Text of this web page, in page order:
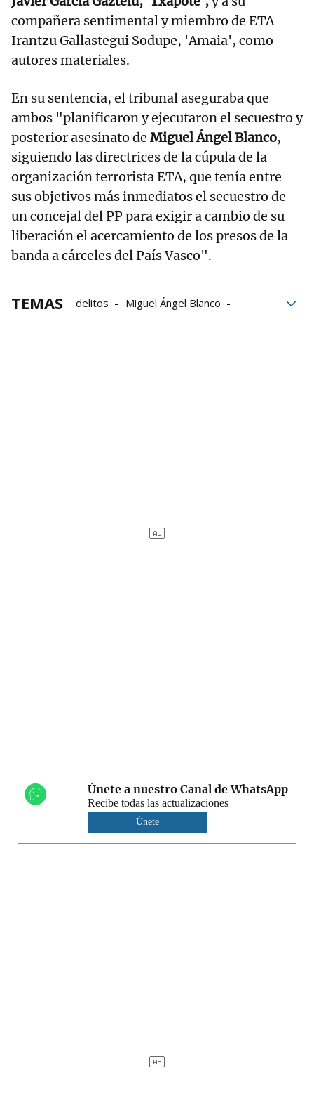
compañera sentimental y miembro de ETA
Irantzu Gallastegui Sodupe, 'Amaia', como
autores materiales.
En su sentencia, el tribunal aseguraba que
ambos "planificaron y ejecutaron el secuestro y
posterior asesinato de Miguel Ángel Blanco,
siguiendo las directrices de la cúpula de la
organización terrorista ETA, que tenía entre
sus objetivos más inmediatos el secuestro de
un concejal del PP para exigir a cambio de su
liberación el acercamiento de los presos de la
banda a cárceles del País Vasco".
TEMAS delitos
Miguel Ángel Blanco
Únete a nuestro Canal de WhatsApp
Recibe todas las actualizaciones
Únete